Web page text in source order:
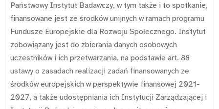
Państwowy Instytut Badawczy, w tym także i to spotkanie,
finansowane jest ze środków unijnych w ramach programu
Fundusze Europejskie dla Rozwoju Społecznego. Instytut
zobowiązany jest do zbierania danych osobowych
uczestników i ich przetwarzania, na podstawie art. 88
ustawy o zasadach realizacji zadań finansowanych ze
środków europejskich w perspektywie finansowej 2021-
2027, a także udostępniania ich Instytucji Zarządzającej i